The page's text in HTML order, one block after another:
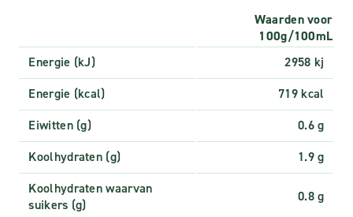
Waarden voor
100g/100mL
Energie (kJ)
2958 kj
Energie (kcal)
719 kcal
Eiwitten (g)
0.6 g
Koolhydraten (g)
1.9 g
Koolhydraten waarvan
suikers (g)
0.8 g